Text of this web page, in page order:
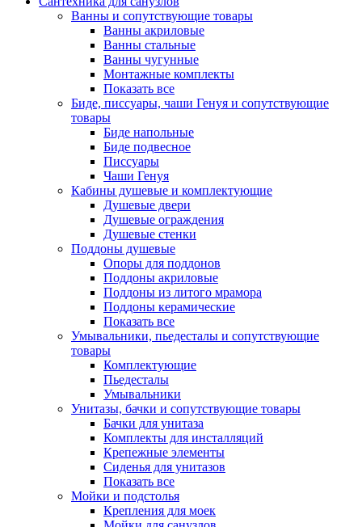
Ванны и сопутствующие товары
Ванны акриловые
Ванны стальные
Ванны чугунные
Монтажные комплекты
Показать все
Биде, писсуары, чаши Генуя и сопутствующие
товары
Биде напольные
Биде подвесное
Писсуары
Чаши Генуя
Кабины душевые и комплектующие
Душевые двери
Душевые ограждения
Душевые стенки
Поддоны душевые
Опоры для поддонов
Поддоны акриловые
Поддоны из литого мрамора
Поддоны керамические
Показать все
Умывальники, пьедесталы и сопутствующие
товары
Комплектующие
Пьедесталы
Умывальники
Унитазы, бачки и сопутствующие товары
Бачки для унитаза
Комплекты для инсталляций
Крепежные элементы
Сиденья для унитазов
Показать все
Мойки и подстолья
Крепления для моек